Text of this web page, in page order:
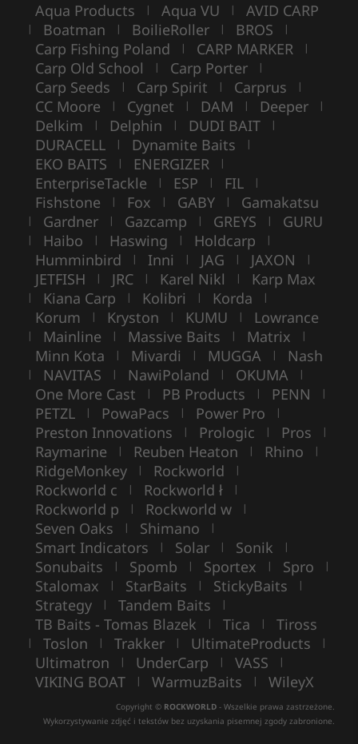
Aqua Products | Aqua VU | AVID CARP
| Boatman | BoilieRoller | BROS |
Carp Fishing Poland | CARP MARKER |
Carp Old School | Carp Porter |
Carp Seeds | Carp Spirit | Carprus |
CC Moore | Cygnet | DAM | Deeper |
Delkim | Delphin | DUDI BAIT |
DURACELL | Dynamite Baits |
EKO BAITS | ENERGIZER |
EnterpriseTackle | ESP | FIL |
Fishstone | Fox | GABY | Gamakatsu
| Gardner | Gazcamp | GREYS | GURU
| Haibo | Haswing | Holdcarp |
Humminbird | Inni | JAG | JAXON |
JETFISH | JRC | Karel Nikl | Karp Max
| Kiana Carp | Kolibri | Korda |
Korum | Kryston | KUMU | Lowrance
| Mainline | Massive Baits | Matrix |
Minn Kota | Mivardi | MUGGA | Nash
| NAVITAS | NawiPoland | OKUMA |
One More Cast | PB Products | PENN |
PETZL | PowaPacs | Power Pro |
Preston Innovations | Prologic | Pros |
Raymarine | Reuben Heaton | Rhino |
RidgeMonkey | Rockworld |
Rockworld c | Rockworld ł |
Rockworld p | Rockworld w |
Seven Oaks | Shimano |
Smart Indicators | Solar | Sonik |
Sonubaits | Spomb | Sportex | Spro |
Stalomax | StarBaits | StickyBaits |
Strategy | Tandem Baits |
TB Baits - Tomas Blazek | Tica | Tiross
| Toslon | Trakker | UltimateProducts |
Ultimatron | UnderCarp | VASS |
VIKING BOAT | WarmuzBaits | WileyX
Copyright © ROCKWORLD - Wszelkie prawa zastrzeżone.
Wykorzystywanie zdjęć i tekstów bez uzyskania pisemnej zgody zabronione.